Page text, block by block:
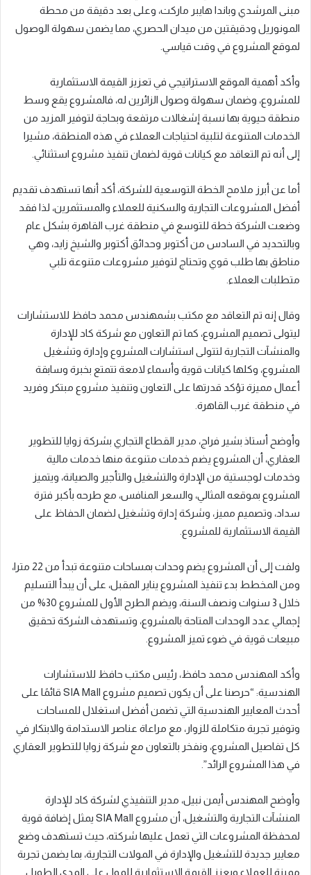
مبنى المرشدي وباندا هايبر ماركت، وعلى بعد دقيقة من محطة
المونوريل ودقيقتين من ميدان الحصري، مما يضمن سهولة الوصول
لموقع المشروع في وقت قياسي.
وأكد أهمية الموقع الاستراتيجي في تعزيز القيمة الاستثمارية
للمشروع، وضمان سهولة وصول الزائرين له، فالمشروع يقع وسط
منطقة حيوية بها نسبة إشغالات مرتفعة وبحاجة لتوفير المزيد من
الخدمات المتنوعة لتلبية احتياجات العملاء في هذه المنطقة، مشيرا
إلى أنه تم التعاقد مع كيانات قوية لضمان تنفيذ مشروع استثنائي.
أما عن أبرز ملامح الخطة التوسعية للشركة، أكد أنها تستهدف تقديم
أفضل المشروعات التجارية والسكنية للعملاء والمستثمرين، لذا فقد
وضعت الشركة خطة للتوسع في منطقة غرب القاهرة بشكل عام
وبالتحديد في السادس من أكتوبر وحدائق أكتوبر والشيخ زايد، وهي
مناطق بها طلب قوي وتحتاج لتوفير مشروعات متنوعة تلبي
متطلبات العملاء.
وقال إنه تم التعاقد مع مكتب بشمهندس محمد حافظ للاستشارات
ليتولى تصميم المشروع، كما تم التعاون مع شركة كاد للإدارة
والمنشآت التجارية لتتولى استشارات المشروع وإدارة وتشغيل
المشروع، وكلها كيانات قوية وأسماء لامعة تتمتع بخبرة وسابقة
أعمال مميزة تؤكد قدرتها على التعاون وتنفيذ مشروع مبتكر وفريد
في منطقة غرب القاهرة.
وأوضح أستاذ بشير فراج، مدير القطاع التجاري بشركة زوايا للتطوير
العقاري، أن المشروع يضم خدمات متنوعة منها خدمات مالية
وخدمات لوجستية من الإدارة والتشغيل والتأجير والصيانة، ويتميز
المشروع بموقعه المثالي، والسعر المنافس، مع طرحه بأكبر فترة
سداد، وتصميم مميز، وشركة إدارة وتشغيل لضمان الحفاظ على
القيمة الاستثمارية للمشروع.
ولفت إلى أن المشروع يضم وحدات بمساحات متنوعة تبدأ من 22 مترا،
ومن المخطط بدء تنفيذ المشروع يناير المقبل، على أن يبدأ التسليم
خلال 3 سنوات ونصف السنة، ويضم الطرح الأول للمشروع 30% من
إجمالي عدد الوحدات المتاحة بالمشروع، وتستهدف الشركة تحقيق
مبيعات قوية في ضوء تميز المشروع.
وأكد المهندس محمد حافظ، رئيس مكتب حافظ للاستشارات
الهندسية: “حرصنا على أن يكون تصميم مشروع SIA Mall قائمًا على
أحدث المعايير الهندسية التي تضمن أفضل استغلال للمساحات
وتوفير تجربة متكاملة للزوار، مع مراعاة عناصر الاستدامة والابتكار في
كل تفاصيل المشروع، ونفخر بالتعاون مع شركة زوايا للتطوير العقاري
في هذا المشروع الرائد”.
وأوضح المهندس أيمن نبيل، مدير التنفيذي لشركة كاد للإدارة
المنشآت التجارية والتشغيل، أن مشروع SIA Mall يمثل إضافة قوية
لمحفظة المشروعات التي تعمل عليها شركته، حيث تستهدف وضع
معايير جديدة للتشغيل والإدارة في المولات التجارية، بما يضمن تجربة
مميزة للعملاء ويعزز القيمة الاستثمارية للمول على المدى الطويل.